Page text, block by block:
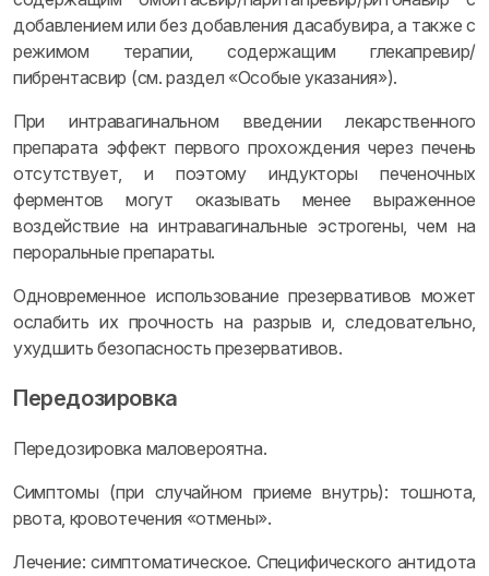
добавлением или без добавления дасабувира, а также с
режимом терапии, содержащим глекапревир/
пибрентасвир (см. раздел «Особые указания»).
При интравагинальном введении лекарственного
препарата эффект первого прохождения через печень
отсутствует, и поэтому индукторы печеночных
ферментов могут оказывать менее выраженное
воздействие на интравагинальные эстрогены, чем на
пероральные препараты.
Одновременное использование презервативов может
ослабить их прочность на разрыв и, следовательно,
ухудшить безопасность презервативов.
Передозировка
Передозировка маловероятна.
Симптомы (при случайном приеме внутрь): тошнота,
рвота, кровотечения «отмены».
Лечение: симптоматическое. Специфического антидота